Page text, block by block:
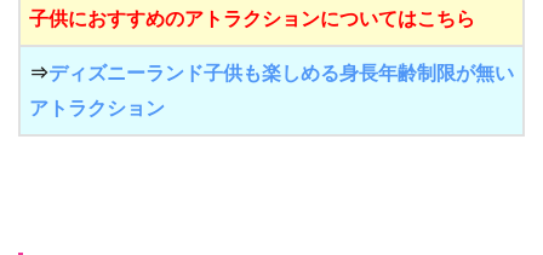
子供におすすめのアトラクションについてはこちら
⇒ディズニーランド子供も楽しめる身長年齢制限が無い
アトラクション